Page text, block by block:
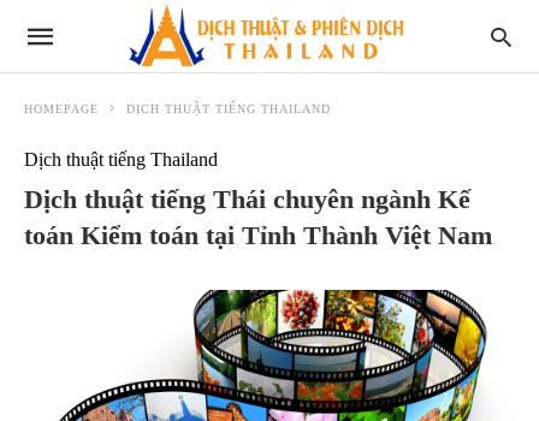
HOMEPAGE DỊCH THUẬT TIẾNG THAILAND
Dịch thuật tiếng Thailand
Dịch thuật tiếng Thái chuyên ngành Kế
toán Kiểm toán tại Tỉnh Thành Việt Nam